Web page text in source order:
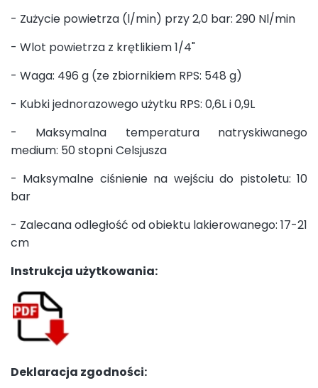
- Zużycie powietrza (l/min) przy 2,0 bar: 290 Nl/min
- Wlot powietrza z krętlikiem 1/4"
- Waga: 496 g (ze zbiornikiem RPS: 548 g)
- Kubki jednorazowego użytku RPS: 0,6L i 0,9L
- Maksymalna temperatura natryskiwanego
medium: 50 stopni Celsjusza
- Maksymalne ciśnienie na wejściu do pistoletu: 10
bar
- Zalecana odległość od obiektu lakierowanego: 17-21
cm
Instrukcja użytkowania:
Deklaracja zgodności: